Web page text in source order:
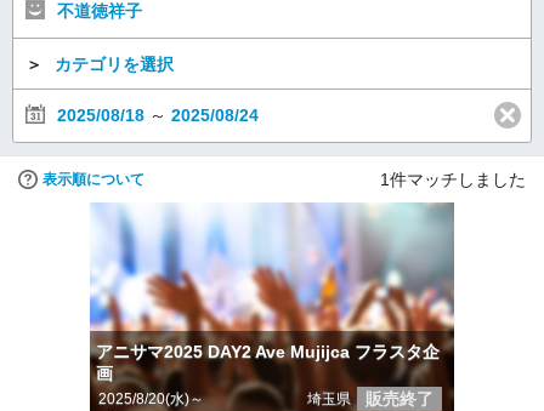
不道徳祥子
＞ カテゴリを選択
2025/08/18 ～ 2025/08/24
表示順について 1件マッチしました
アニサマ2025 DAY2 Ave Mujijca フラスタ企
画
2025/8/20(水)～ 埼玉県 販売終了